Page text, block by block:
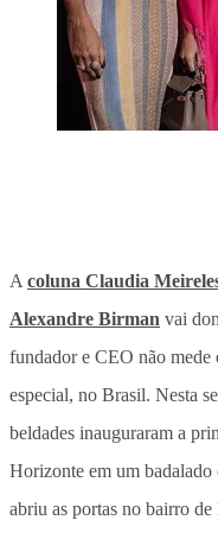
A coluna Claudia
Alexandre Birman vai
fundador e CEO não mede
especial, no Brasil. Nesta
beldades inauguraram a
Horizonte em um
abriu as portas no bairro de